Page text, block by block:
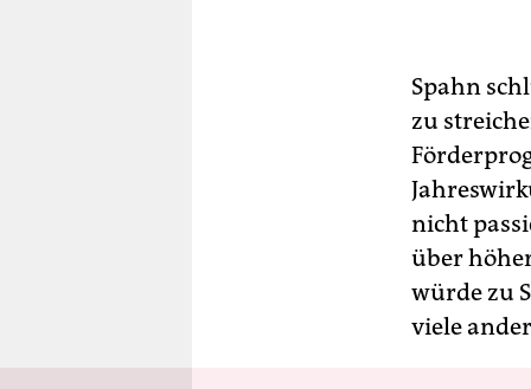
Spahn
zu
nicht
über
würde zu
viele